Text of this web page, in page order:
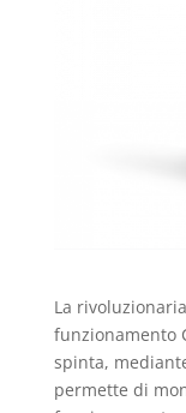
La
funzionamento
spinta,
permette di